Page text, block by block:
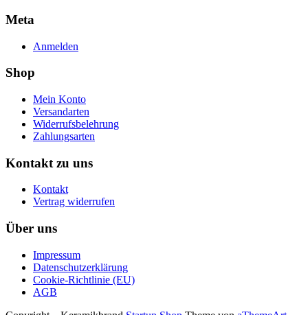
Meta
Anmelden
Shop
Mein Konto
Versandarten
Widerrufsbelehrung
Zahlungsarten
Kontakt zu uns
Kontakt
Vertrag widerrufen
Über uns
Impressum
Datenschutzerklärung
Cookie-Richtlinie (EU)
AGB